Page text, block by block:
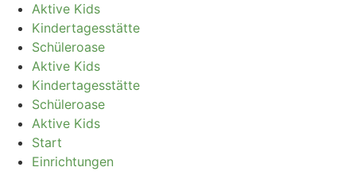
Aktive Kids
Kindertagesstätte
Schüleroase
Aktive Kids
Kindertagesstätte
Schüleroase
Aktive Kids
Start
Einrichtungen